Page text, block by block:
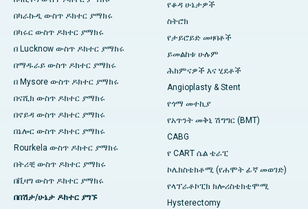
በካራኩዲ ውስጥ ዶክተር ያማክሩ
በካሩር ውስጥ ዶክተር ያማክሩ
በ Lucknow ውስጥ ዶክተር ያማክሩ
በማዱራይ ውስጥ ዶክተር ያማክሩ
በ Mysore ውስጥ ዶክተር ያማክሩ
በናሺክ ውስጥ ዶክተር ያማክሩ
በኖይዳ ውስጥ ዶክተር ያማክሩ
በኔሎር ውስጥ ዶክተር ያማክሩ
Rourkela ውስጥ ዶክተር ያማክሩ
በትሪቺ ውስጥ ዶክተር ያማክሩ
በቪዛግ ውስጥ ዶክተር ያማክሩ
በበሽታ/ሁኔታ ዶክተር ያግኙ
የቆዳ ሁኔታዎች
ስትሮክ
የታይሮይድ መዛባቶች
ይመልከቱ ሁሉም
ሕክምናዎች እና ሂደቶች
Angioplasty & Stent
የጎማ መተኪያ
የአጥንት መቅኒ ሽግግር (BMT)
CABG
የ CART ሴል ቴራፒ
ኮሌክስቴክቶሚ (የሐሞት ፊኛ መወገድ)
የላፕራቶኮፒክ ክሎሪስቴክቲሞሚ
Hysterectomy